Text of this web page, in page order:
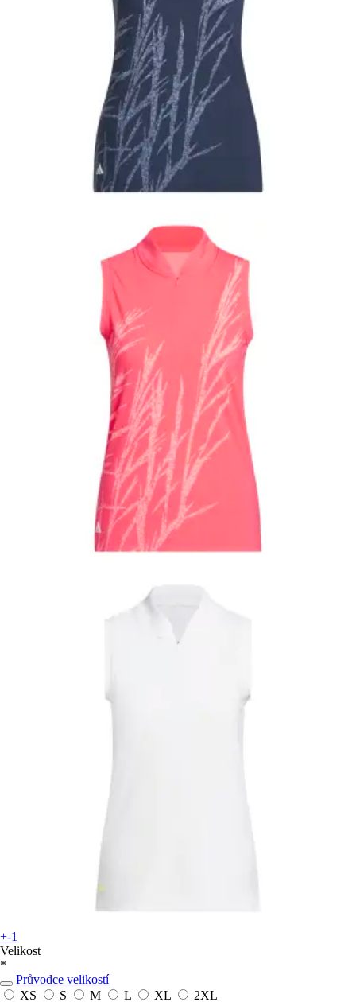
+-1
Velikost
*
Průvodce velikostí
XS
S M L XL 2XL